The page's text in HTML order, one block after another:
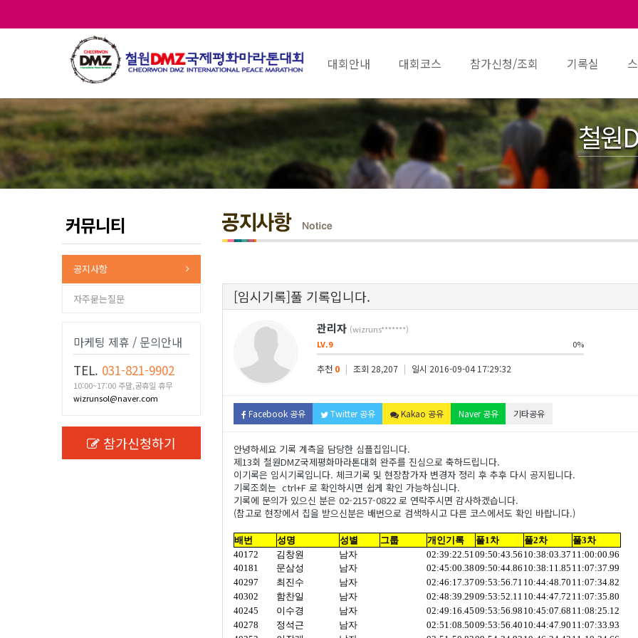
대회안내 대회코스 참가신청/조회 기록실
철원
커뮤니티
공지사항
자주묻는질문
마케팅 제휴 / 문의안내
TEL. 031-821-9902
10:00~17:00 주말,공휴일 휴무
wizrunsol@naver.com
참가신청하기
[임시기록]풀 기록입니다.
관리자 (wizruns*******)
LV.9
0%
추천 0 | 조회 28,207 | 일시 2016-09-04 17:29:32
Facebook 공유 Twitter 공유 Kakao 공유 Naver 공유 기타공유
안녕하세요 기록 계측을 담당한 심플칩입니다.
제13회 철원DMZ국제평화마라톤대회 완주를 진심으로 축하드립니다.
이기록은 임시기록입니다. 체크기록 및 현장참가자 변경자 정리 후 추후 다시 공지됩니다.
기록조회는 ctrl+F 로 확인하시면 쉽게 확인 가능하십니다.
기록에 문의가 있으신 분은 02-2157-0822 로 연락주시면 감사하겠습니다.
(참고로 현장에서 칩을 받으신분은 배번으로 검색하시고 다른 코스에서도 확인 바랍니다.)
배번 성명 성별 그룹 개인기록 풀1차 풀2차
풀3차
40172
김창원 남자 02:39:22.5109:50:43.56 10:38:03.37 11:00:00.96
40181
문삼성 남자 02:45:00.3809:50:44.86 10:38:11.85 11:07:37.99
40297
최진수 남자 02:46:17.3709:53:56.71 10:44:48.70 11:07:34.82
40302
함찬일 남자 02:48:39.2909:53:52.11 10:44:47.72 11:07:35.80
40245
이수경 남자 02:49:16.4509:53:56.98 10:45:07.68 11:08:25.12
40278
정석근 남자 02:51:08.5009:53:56.40 10:44:47.90 11:07:33.93